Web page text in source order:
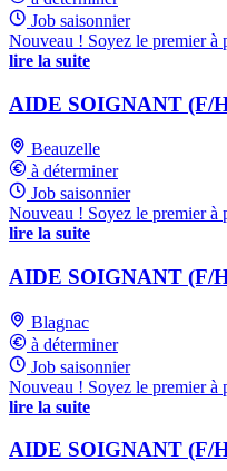
Job saisonnier
Nouveau ! Soyez le premier à
lire la suite
AIDE SOIGNANT (F/
Beauzelle
à déterminer
Job saisonnier
Nouveau ! Soyez le premier à
lire la suite
AIDE SOIGNANT (F/
Blagnac
à déterminer
Job saisonnier
Nouveau ! Soyez le premier à
lire la suite
AIDE SOIGNANT (F/